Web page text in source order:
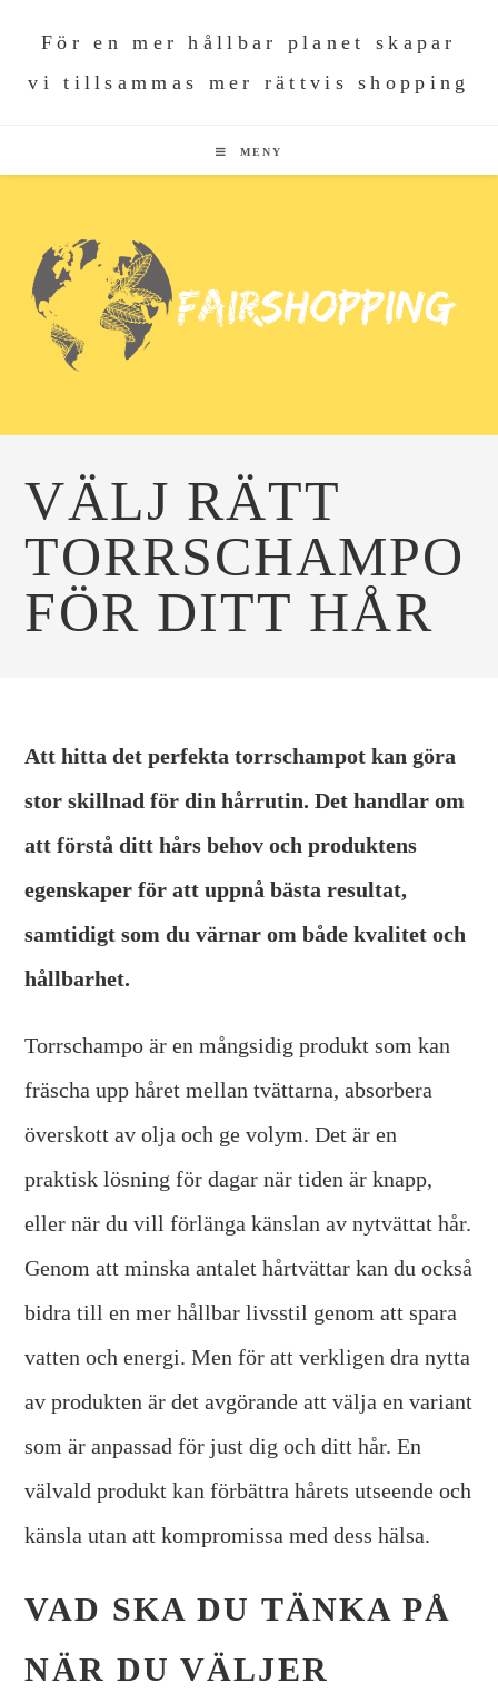
För en mer hållbar planet skapar
vi tillsammas mer rättvis shopping
MENY
VÄLJ RÄTT
TORRSCHAMPO
FÖR DITT HÅR
Att hitta det perfekta torrschampot kan göra
stor skillnad för din hårrutin. Det handlar om
att förstå ditt hårs behov och produktens
egenskaper för att uppnå bästa resultat,
samtidigt som du värnar om både kvalitet och
hållbarhet.
Torrschampo är en mångsidig produkt som kan
fräscha upp håret mellan tvättarna, absorbera
överskott av olja och ge volym. Det är en
praktisk lösning för dagar när tiden är knapp,
eller när du vill förlänga känslan av nytvättat hår.
Genom att minska antalet hårtvättar kan du också
bidra till en mer hållbar livsstil genom att spara
vatten och energi. Men för att verkligen dra nytta
av produkten är det avgörande att välja en variant
som är anpassad för just dig och ditt hår. En
välvald produkt kan förbättra hårets utseende och
känsla utan att kompromissa med dess hälsa.
VAD SKA DU TÄNKA PÅ
NÄR DU VÄLJER